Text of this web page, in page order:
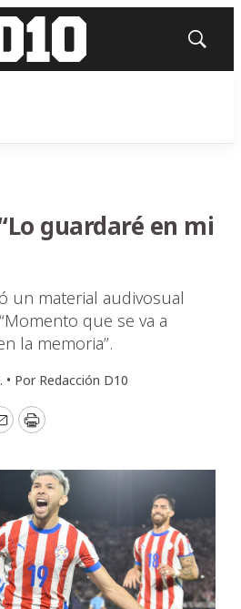
Mostrar
guardaré en mi
un material audivosual
que se va a
la memoria”.
• Por Redacción D10
Print